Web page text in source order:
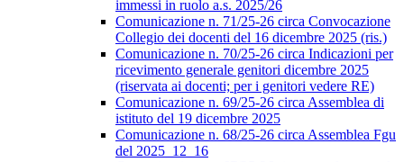
immessi in ruolo a.s. 2025/26
Comunicazione n. 71/25-26 circa Convocazione
Collegio dei docenti del 16 dicembre 2025 (ris.)
Comunicazione n. 70/25-26 circa Indicazioni per
ricevimento generale genitori dicembre 2025
(riservata ai docenti; per i genitori vedere RE)
Comunicazione n. 69/25-26 circa Assemblea di
istituto del 19 dicembre 2025
Comunicazione n. 68/25-26 circa Assemblea Fgu
del 2025_12_16